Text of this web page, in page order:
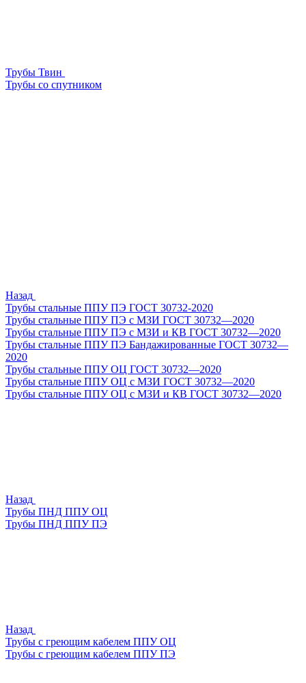
Трубы Твин
Трубы со спутником
Назад
Трубы стальные ППУ ПЭ ГОСТ 30732-2020
Трубы стальные ППУ ПЭ с МЗИ ГОСТ 30732—2020
Трубы стальные ППУ ПЭ с МЗИ и КВ ГОСТ 30732—2020
Трубы стальные ППУ ПЭ Бандажированные ГОСТ 30732—
2020
Трубы стальные ППУ ОЦ ГОСТ 30732—2020
Трубы стальные ППУ ОЦ с МЗИ ГОСТ 30732—2020
Трубы стальные ППУ ОЦ с МЗИ и КВ ГОСТ 30732—2020
Назад
Трубы ПНД ППУ ОЦ
Трубы ПНД ППУ ПЭ
Назад
Трубы с греющим кабелем ППУ ОЦ
Трубы с греющим кабелем ППУ ПЭ